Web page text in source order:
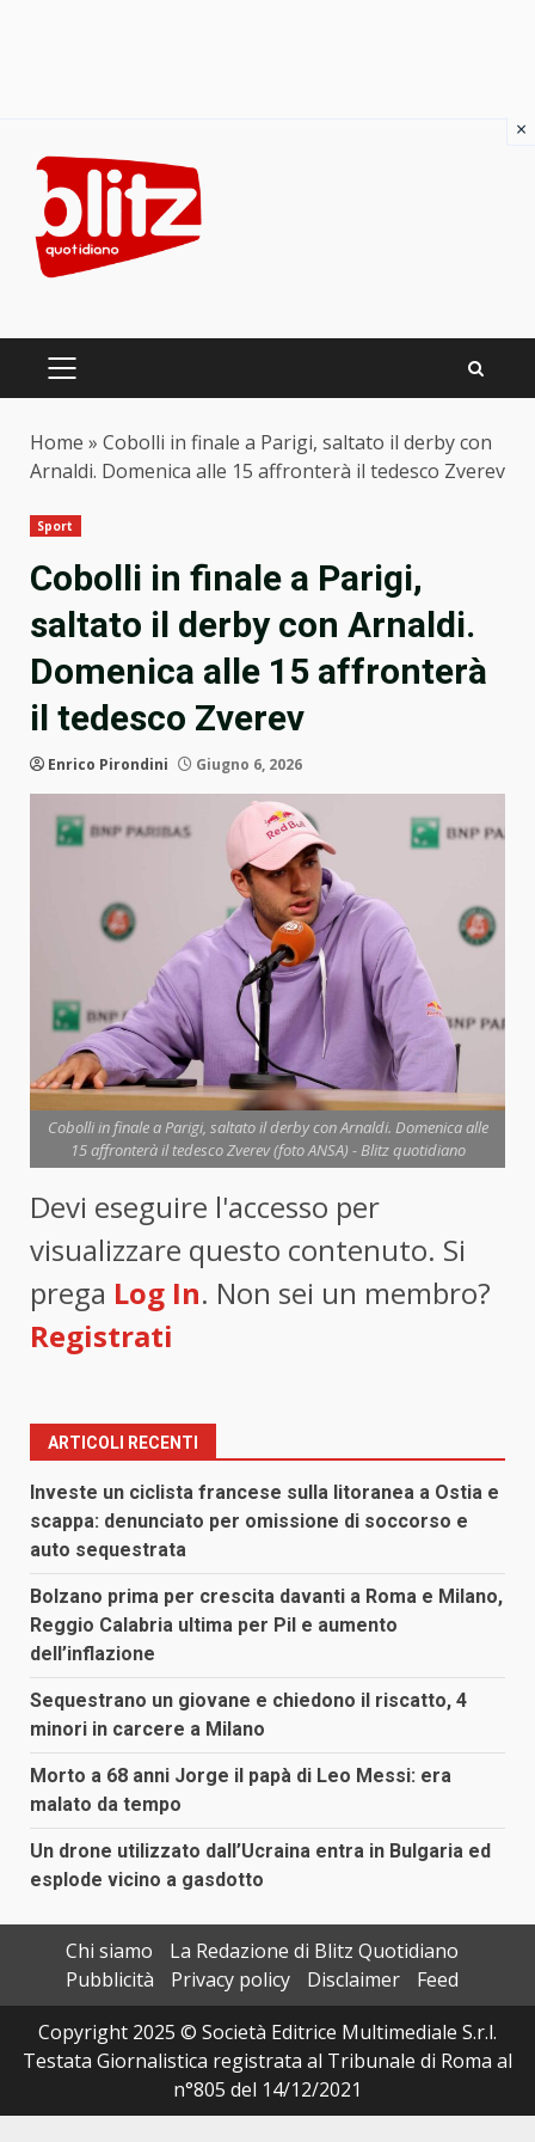
content
PRIMARY
Home » Cobolli in finale a Parigi, saltato il derby con
Arnaldi. Domenica alle 15 affronterà il tedesco Zverev
Sport
Cobolli in finale a Parigi,
saltato il derby con Arnaldi.
Domenica alle 15 affronterà
il tedesco Zverev
Enrico Pirondini Giugno 6, 2026
Cobolli in finale a Parigi, saltato il derby con Arnaldi. Domenica alle
15 affronterà il tedesco Zverev (foto ANSA) - Blitz quotidiano
Devi eseguire l'accesso per
visualizzare questo contenuto. Si
prega Log In. Non sei un membro?
Registrati
ARTICOLI RECENTI
Investe un ciclista francese sulla litoranea a Ostia e
scappa: denunciato per omissione di soccorso e
auto sequestrata
Bolzano prima per crescita davanti a Roma e Milano,
Reggio Calabria ultima per Pil e aumento
dell’inflazione
Sequestrano un giovane e chiedono il riscatto, 4
minori in carcere a Milano
Morto a 68 anni Jorge il papà di Leo Messi: era
malato da tempo
Un drone utilizzato dall’Ucraina entra in Bulgaria ed
esplode vicino a gasdotto
Chi siamo
La Redazione di Blitz Quotidiano
Pubblicità
Privacy policy Disclaimer
Feed
Copyright 2025 © Società Editrice Multimediale S.r.l.
Testata Giornalistica registrata al Tribunale di Roma al
n°805 del 14/12/2021
×